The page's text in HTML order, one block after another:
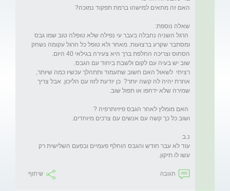
הרגל השניה נחבלה בעבר עי נפילה שלא טופלה טוב שמו גבס
ומסתבר שקרע ברצועות. מאחר ולא טופל כל הרגל עקומה נשחק
רציתי  לשאול האם חשוב שתעמוד ותתהלך עכשיו כמה שיותר,
אחרת יהיה לה קשה יותר?  כן יודעת לזוז עם הליכון. אבל צריך
עוד לא עבר חודש והגבס הוחלף פעמיים ובפעם השלישית רק
עשו לו תיקון.
תגובה שיתוף